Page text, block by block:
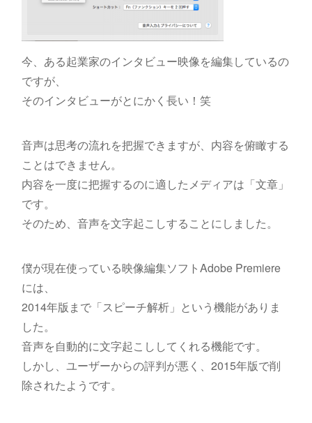
今、ある起業家のインタビュー映像を編集しているの
ですが、
そのインタビューがとにかく長い！笑
音声は思考の流れを把握できますが、内容を俯瞰する
ことはできません。
内容を一度に把握するのに適したメディアは「文章」
です。
そのため、音声を文字起こしすることにしました。
僕が現在使っている映像編集ソフトAdobe Premiere
には、
2014年版まで「スピーチ解析」という機能がありま
した。
音声を自動的に文字起こししてくれる機能です。
しかし、ユーザーからの評判が悪く、2015年版で削
除されたようです。